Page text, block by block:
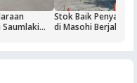
Stok Baik
di Masohi Berjalan